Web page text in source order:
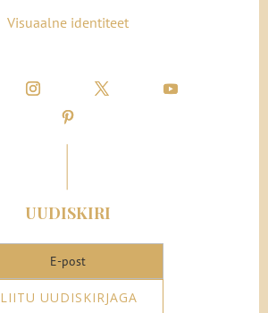
UUDISKIRI
LIITU UUDISKIRJAGA
Visuaalne identiteet